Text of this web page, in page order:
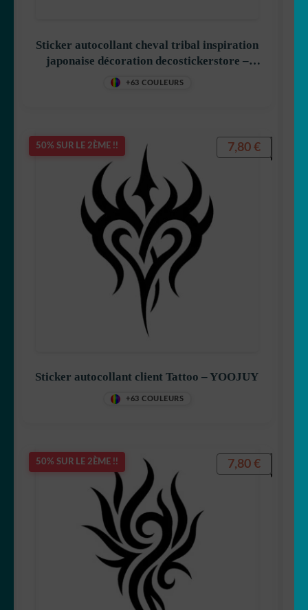
Sticker autocollant cheval tribal inspiration
japonaise décoration decostickerstore –
+63 COULEURS
50% SUR LE 2ÈME !!
Sticker autocollant client Tattoo – YOOJUY
+63 COULEURS
7,80 €
50% SUR LE 2ÈME !! 7,80 €